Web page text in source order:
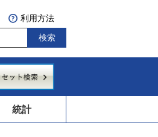
利用方法
統計